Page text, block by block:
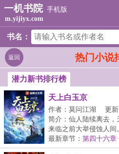
一机书院 手机版
m.yijiyx.com
书名：
热门小说
返回
潜力新书排行榜
天上白玉京
作者：莫问江湖
更
简介：仙人陆续离去
来临之前大举侵蚀人
最新章节： 第四十六章